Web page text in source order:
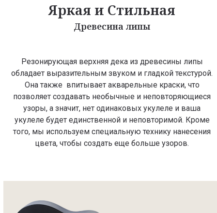
Яркая и Стильная
Древесина липы
Резонирующая верхняя дека из древесины липы
обладает выразительным звуком и гладкой текстурой.
Она также впитывает акварельные краски, что
позволяет создавать необычные и неповторяющиеся
узоры, а значит, нет одинаковых укулеле и ваша
укулеле будет единственной и неповторимой. Кроме
того, мы используем специальную технику нанесения
цвета, чтобы создать еще больше узоров.